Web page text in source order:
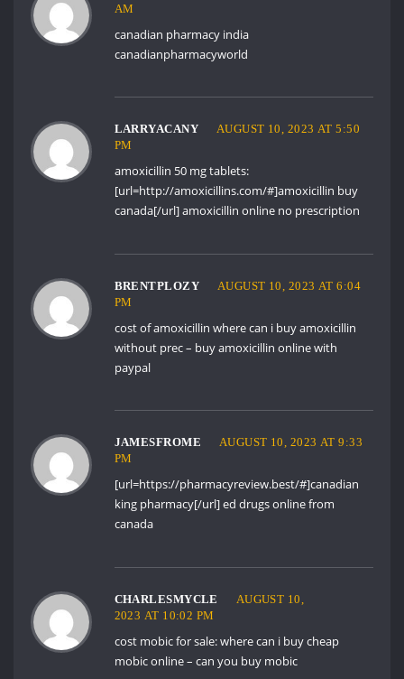
AM
canadian pharmacy india
canadianpharmacyworld
LARRYACANY
AUGUST 10, 2023 AT 5:50
PM
amoxicillin 50 mg tablets:
[url=http://amoxicillins.com/#]amoxicillin buy
canada[/url] amoxicillin online no prescription
BRENTPLOZY
AUGUST 10, 2023 AT 6:04
PM
cost of amoxicillin where can i buy amoxicillin
without prec– buy amoxicillin online with
paypal
JAMESFROME
AUGUST 10, 2023 AT 9:33
PM
[url=https://pharmacyreview.best/#]canadian
king pharmacy[/url] ed drugs online from
canada
CHARLESMYCLE
AUGUST 10,
2023 AT 10:02 PM
cost mobic for sale:where can i buy cheap
mobic online– can you buy mobic